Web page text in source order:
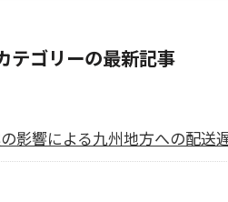
テゴリーの最新記事
影響による九州地方への配送